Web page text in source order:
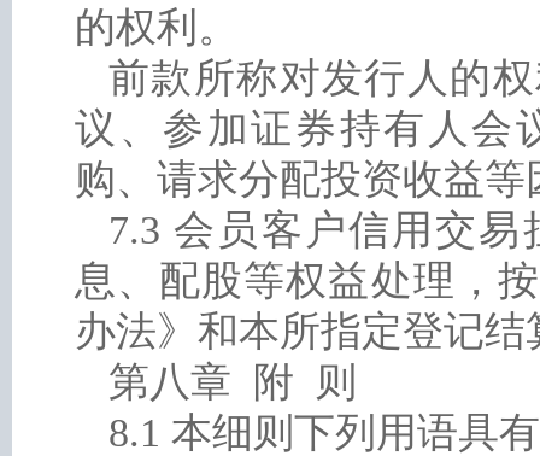
的权利。
前款所称对发行人的
议、参加证券持有人会
购、请求分配投资收益
7.3 会员客户信用交
息、配股等权益处理，
办法》和本所指定登记
第八章 附 则
8.1 本细则下列用语具